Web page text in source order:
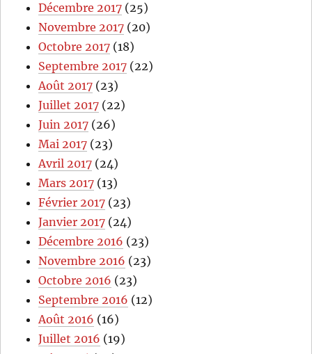
Décembre 2017 (25)
Novembre 2017 (20)
Octobre 2017 (18)
Septembre 2017 (22)
Août 2017 (23)
Juillet 2017 (22)
Juin 2017 (26)
Mai 2017 (23)
Avril 2017 (24)
Mars 2017 (13)
Février 2017 (23)
Janvier 2017 (24)
Décembre 2016 (23)
Novembre 2016 (23)
Octobre 2016 (23)
Septembre 2016 (12)
Août 2016 (16)
Juillet 2016 (19)